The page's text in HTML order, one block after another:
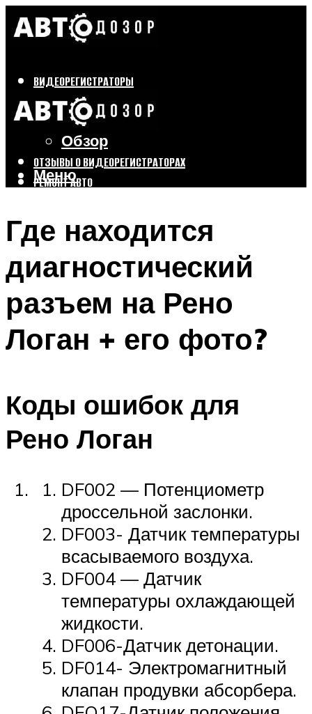
ВИДЕОРЕГИСТРАТОРЫ
Бренды
Выбор
Обзор
ОТЗЫВЫ О ВИДЕОРЕГИСТРАТОРАХ
РЕМОНТ АВТО
Меню
Меню
Где находится
диагностический
разъем на Рено
Логан + его фото?
Коды ошибок для
Рено Логан
DF002 — Потенциометр
дроссельной заслонки.
DF003- Датчик температуры
всасываемого воздуха.
DF004 — Датчик
температуры охлаждающей
жидкости.
DF006-Датчик детонации.
DF014- Электромагнитный
клапан продувки абсорбера.